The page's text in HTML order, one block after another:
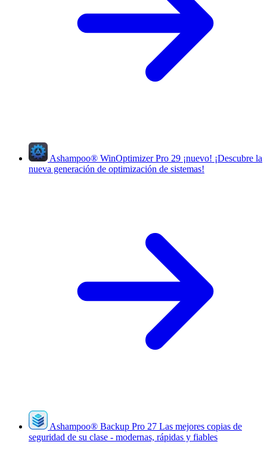
Ashampoo® WinOptimizer Pro 29 ¡nuevo! ¡Descubre la
nueva generación de optimización de sistemas!
Ashampoo® Backup Pro 27 Las mejores copias de
seguridad de su clase - modernas, rápidas y fiables